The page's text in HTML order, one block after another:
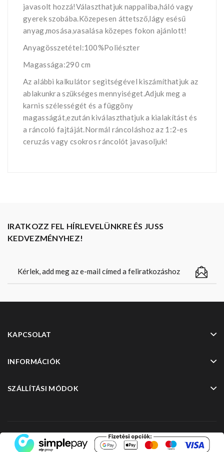
javasolt hozzá!Választhatjuk nappaliba,háló vagy
gyerek szobába.Közepesen áttetsző,lágy esésű
anyag,mosása,vasalása közepes fokon ajánlott!
Anyagösszetétel:100%Poliészter
Magassága:290 cm
Az alábbi kalkulátor segìtségével kiszámíthatjuk az
ablakunkra szükséges mennyiséget.Adjuk meg a
karnis szélességét és a függöny
magasságát,ezután kiválaszthatjuk a kialakítást és
a ráncoló fajtáját.Normál ráncoláshoz az 1:2-es
ceruzás vagy csokros ráncolót javasoljuk!
IRATKOZZ FEL HÍRLEVELÜNKRE ÉS JUSS
KEDVEZMÉNYHEZ!
KAPCSOLAT
INFORMÁCIÓK
SZÁLLÍTÁSI MÓDOK